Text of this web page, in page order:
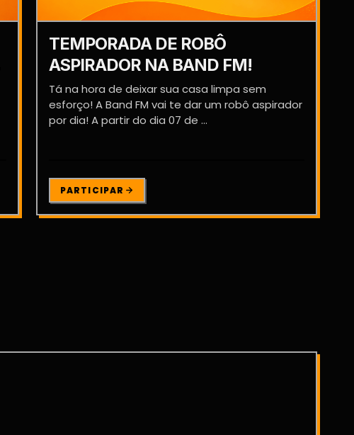
TEMPORADA DE ROBÔ
ASPIRADOR NA BAND FM!
Tá na hora de deixar sua casa limpa sem
esforço! A Band FM vai te dar um robô aspirador
por dia! A partir do dia 07 de ...
PARTICIPAR